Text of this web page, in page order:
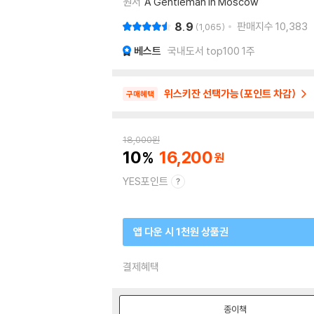
8.9 1,065 판매지수 10,383
베스트 국내도서 top100 1주
구매혜택 위스키잔 선택가능(포인트 차감)
18,000원
10 16,200
YES포인트
앱 다운 시 1천원 상품권
결제혜택
종이책